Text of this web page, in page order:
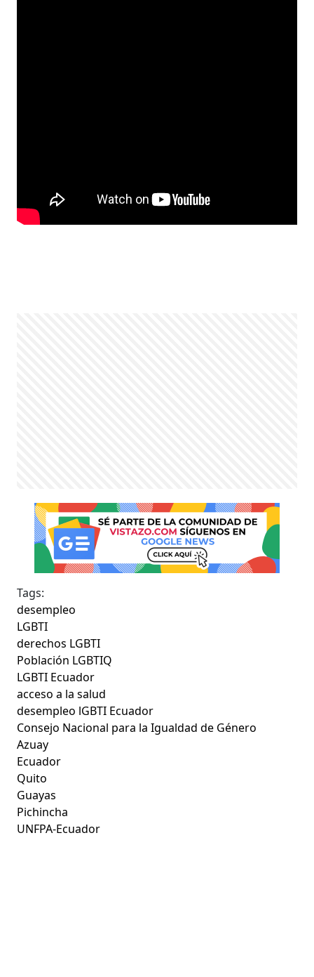
Tags:
desempleo
LGBTI
derechos LGBTI
Población LGBTIQ
LGBTI Ecuador
acceso a la salud
desempleo lGBTI Ecuador
Consejo Nacional para la Igualdad de Género
Azuay
Ecuador
Quito
Guayas
Pichincha
UNFPA-Ecuador